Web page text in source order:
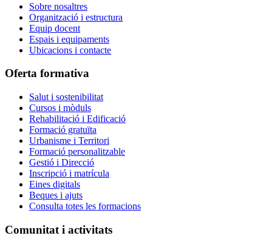
Sobre nosaltres
Organització i estructura
Equip docent
Espais i equipaments
Ubicacions i contacte
Oferta formativa
Salut i sostenibilitat
Cursos i mòduls
Rehabilitació i Edificació
Formació gratuïta
Urbanisme i Territori
Formació personalitzable
Gestió i Direcció
Inscripció i matrícula
Eines digitals
Beques i ajuts
Consulta totes les formacions
Comunitat i activitats